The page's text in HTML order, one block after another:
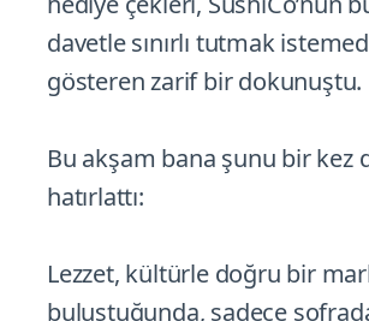
davetle sınırlı tutmak
gösteren zarif bir dokunuştu.
Bu akşam bana şunu bir kez
hatırlattı:
Lezzet, kültürle doğru bir
buluştuğunda, sadece